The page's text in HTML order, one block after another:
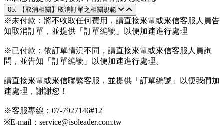
05. 【取消相關】取消訂單之相關規範
※未付款：將不收取任何費用，請直接來電或來信客服人員告
知取消訂單，並提供「訂單編號」以便加速進行處理
※已付款：依訂單情況不同，請直接來電或來信客服人員詢
問，並告知「訂單編號」以便加速進行處理。
請直接來電或來信聯繫客服，並提供「訂單編號」以便我們加
速處理，謝謝您！
※客服專線：07-7927146#12
※E-mail：service@isoleader.com.tw